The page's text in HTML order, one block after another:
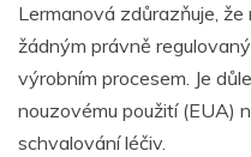
Lermanová zdůrazňuje,
žádným právně
výrobním procesem. Je
nouzovému použití (EUA)
schvalování léčiv.